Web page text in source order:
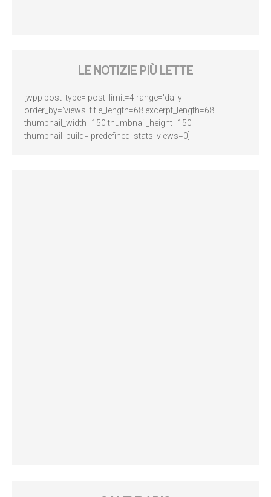
LE NOTIZIE PIÙ LETTE
[wpp post_type='post' limit=4 range='daily'
order_by='views' title_length=68 excerpt_length=68
thumbnail_width=150 thumbnail_height=150
thumbnail_build='predefined' stats_views=0]